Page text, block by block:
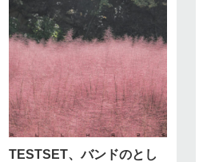
TESTSET、バンドのとし